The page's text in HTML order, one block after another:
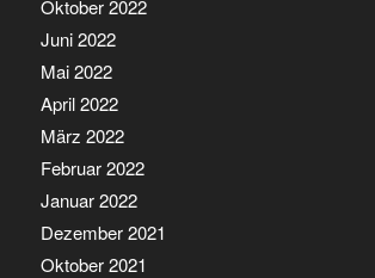
Oktober 2022
Juni 2022
Mai 2022
April 2022
März 2022
Februar 2022
Januar 2022
Dezember 2021
Oktober 2021